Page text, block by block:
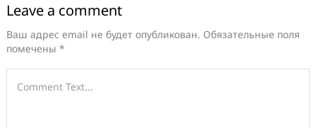
Leave a comment
Ваш адрес email не будет опубликован. Обязательные поля
помечены *